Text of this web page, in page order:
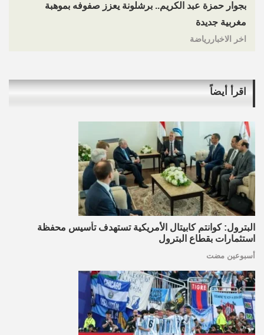
بجوار حمزة عبد الكريم.. برشلونة يعزز صفوفه بموهبة
مغربية جديدة
اخر الاخباررياضة
اقرأ أيضاً
البترول: كوانتم كابيتال الأمريكية تستهدف تأسيس محفظة
استثمارات بقطاع البترول
أسبوعين مضت